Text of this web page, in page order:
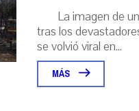
La imagen de
tras los
se volvió viral en...
MÁS